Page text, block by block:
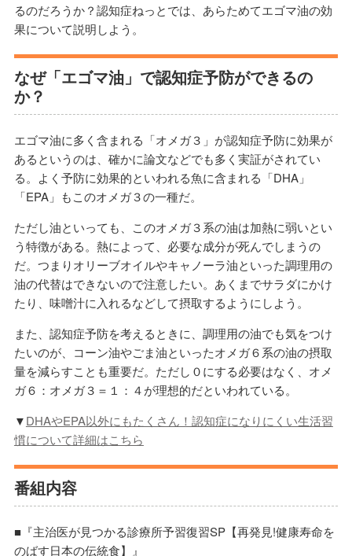
るのだろうか？認知症ねっとでは、あらためてエゴマ油の効
果について説明しよう。
なぜ「エゴマ油」で認知症予防ができるの
か？
エゴマ油に多く含まれる「オメガ３」が認知症予防に効果が
あるというのは、確かに論文などでも多く実証がされてい
る。よく予防に効果的といわれる魚に含まれる「DHA」
「EPA」もこのオメガ３の一種だ。
ただし油といっても、このオメガ３系の油は加熱に弱いとい
う特徴がある。熱によって、必要な成分が死んでしまうの
だ。つまりオリーブオイルやキャノーラ油といった調理用の
油の代替はできないので注意したい。あくまでサラダにかけ
たり、味噌汁に入れるなどして摂取するようにしよう。
また、認知症予防を考えるときに、調理用の油でも気をつけ
たいのが、コーン油やごま油といったオメガ６系の油の摂取
量を減らすことも重要だ。ただし０にする必要はなく、オメ
ガ６：オメガ３＝１：４が理想的だといわれている。
▼DHAやEPA以外にもたくさん！認知症になりにくい生活習
慣について詳細はこちら
番組内容
■『主治医が見つかる診療所予習復習SP【再発見!健康寿命を
のばす日本の伝統食】』